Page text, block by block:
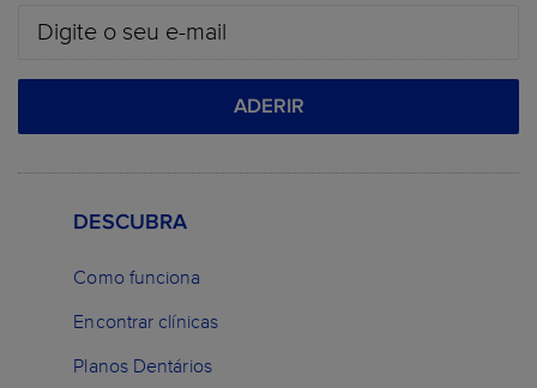
ADERIR
DESCUBRA
Como funciona
Encontrar clínicas
Planos Dentários